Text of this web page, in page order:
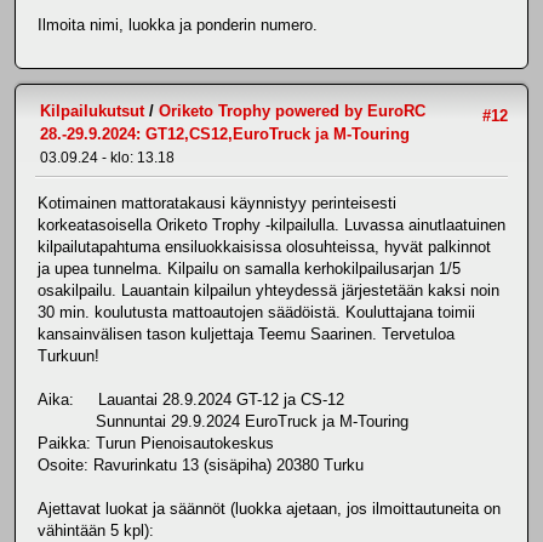
EuroTruck [EuroTruck] - Timed practice - Group 1
3. 0 Luotonen Janne FIN TUA
4. 0 Mäkinen Eemil FIN
EuroTruck [EuroTruck] - Timed practice - Group 2
1. 0 Honkanen Markku FIN *HOKE*
2. 0 Sukanen Kimmo FIN Deviam RCRT
3. 21655612 0 Honkasalo Martti FIN Vihdin UA
4. 0 Maula Mikko FIN RSRCA
5. 0 Laine Sami-Pekka FIN Fullspeed RC Ry
M-Touring [M-Touring] - Timed practice - Group 1
Nr LicenseAdd. Pilot Nr Name Nat Club Comment
2. 0 Huhmarsalo Jaakko FIN VUA
3. 0 Maula Mikko FIN RSRCA
Ilmoita nimi, luokka ja ponderin numero.
#12
Kilpailukutsut/ Oriketo Trophy powered by EuroRC
28.-29.9.2024: GT12,CS12,EuroTruck ja M-Touring
03.09.24 - klo: 13.18
Kotimainen mattoratakausi käynnistyy perinteisesti
korkeatasoisella Oriketo Trophy -kilpailulla. Luvassa ainutlaatuinen
kilpailutapahtuma ensiluokkaisissa olosuhteissa, hyvät palkinnot
ja upea tunnelma. Kilpailu on samalla kerhokilpailusarjan 1/5
osakilpailu. Lauantain kilpailun yhteydessä järjestetään kaksi noin
30 min. koulutusta mattoautojen säädöistä. Kouluttajana toimii
kansainvälisen tason kuljettaja Teemu Saarinen. Tervetuloa
Turkuun!
Aika: Lauantai 28.9.2024 GT-12 ja CS-12
Sunnuntai 29.9.2024 EuroTruck ja M-Touring
Paikka: Turun Pienoisautokeskus
Osoite: Ravurinkatu 13 (sisäpiha) 20380 Turku
Ajettavat luokat ja säännöt (luokka ajetaan, jos ilmoittautuneita on
vähintään 5 kpl):